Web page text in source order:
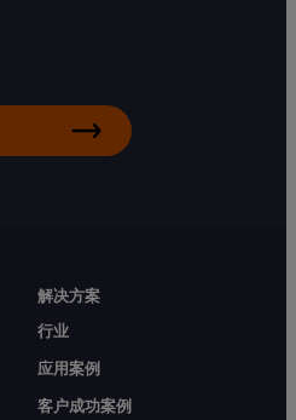
解决方案
行业
应用案例
客户成功案例